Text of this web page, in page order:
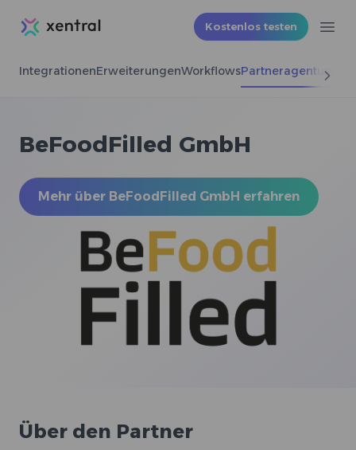
Xentral Kostenlos testen
IntegrationenErweiterungenWorkflowsPartneragenturen
BeFoodFilled GmbH
Mehr über BeFoodFilled GmbH erfahren
Über den Partner